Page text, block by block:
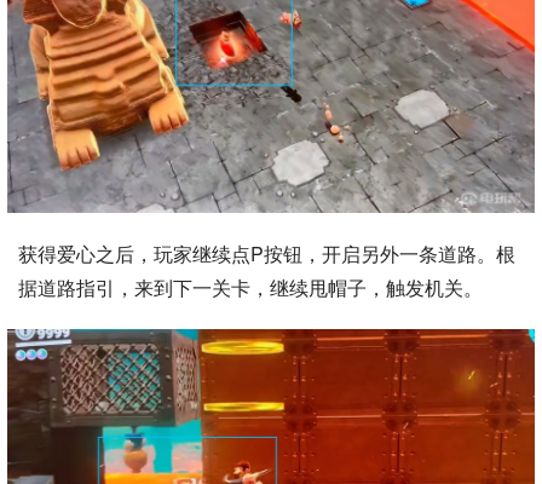
获得爱心之后，玩家继续点P按钮，开启另外一条道路。根
据道路指引，来到下一关卡，继续甩帽子，触发机关。